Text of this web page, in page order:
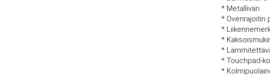
* Metalliväri
* Ovenrajoitin
*
*
*
* Touchpad-
*